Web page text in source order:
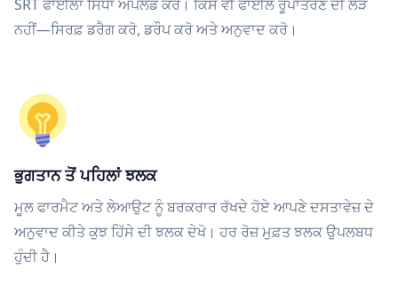
SRT ਫਾਈਲਾਂ ਸਿੱਧਾ ਅੱਪਲੋਡ ਕਰੋ। ਕਿਸੇ ਵੀ ਫਾਈਲ ਰੂਪਾਂਤਰਣ ਦੀ ਲੋੜ
ਨਹੀਂ—ਸਿਰਫ਼ ਡਰੈਗ ਕਰੋ, ਡਰੌਪ ਕਰੋ ਅਤੇ ਅਨੁਵਾਦ ਕਰੋ।
ਭੁਗਤਾਨ ਤੋਂ ਪਹਿਲਾਂ ਝਲਕ
ਮੂਲ ਫਾਰਮੈਟ ਅਤੇ ਲੇਆਉਟ ਨੂੰ ਬਰਕਰਾਰ ਰੱਖਦੇ ਹੋਏ ਆਪਣੇ ਦਸਤਾਵੇਜ਼ ਦੇ
ਅਨੁਵਾਦ ਕੀਤੇ ਕੁਝ ਹਿੱਸੇ ਦੀ ਝਲਕ ਦੇਖੋ। ਹਰ ਰੋਜ਼ ਮੁਫ਼ਤ ਝਲਕ ਉਪਲਬਧ
ਹੁੰਦੀ ਹੈ।